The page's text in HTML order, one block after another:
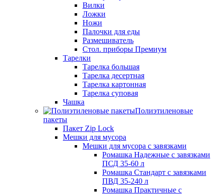
Вилки
Ложки
Ножи
Палочки для еды
Размешиватель
Стол. приборы Премиум
Тарелки
Тарелка большая
Тарелка десертная
Тарелка картонная
Тарелка суповая
Чашка
Полиэтиленовые
пакеты
Пакет Zip Lock
Мешки для мусора
Мешки для мусора с завязками
Ромашка Надежные с завязками
ПСД 35-60 л
Ромашка Стандарт с завязками
ПВД 35-240 л
Ромашка Практичные с